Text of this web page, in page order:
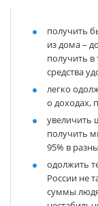
получить
из дома –
получить в
средства
легко
о доходах,
увеличить
получить
95% в
одолжить
России не
суммы